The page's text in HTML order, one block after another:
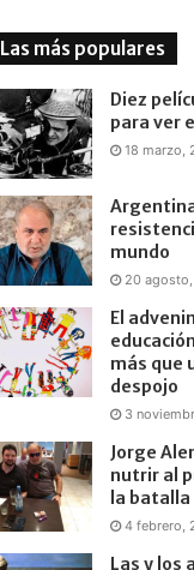
Las más populares
Diez
para ver
18 marzo,
mundo
20
El
más que
despojo
3
Jorge
nutrir al
la
4 febrero,
Las y los